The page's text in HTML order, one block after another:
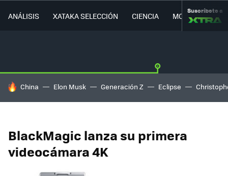
ANÁLISIS XATAKA SELECCIÓN CIENCIA MOVILIDAD
Suscríbete a
HOY SE HABLA DE
China Elon Musk Generación Z Eclipse
BlackMagic lanza su primera
videocámara 4K